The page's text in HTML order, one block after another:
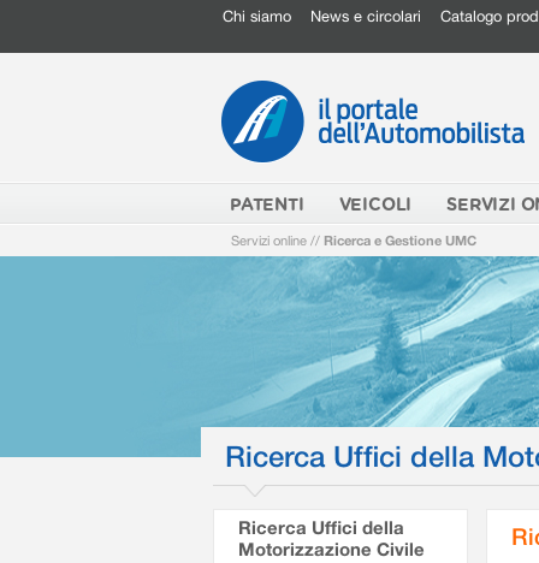
Chi siamo News e circolari Catalogo
PATENTI VEICOLI SERVIZI
Servizi online // Ricerca e Gestione UMC
Ricerca Uffici della
Ricerca Uffici della
Motorizzazione Civile